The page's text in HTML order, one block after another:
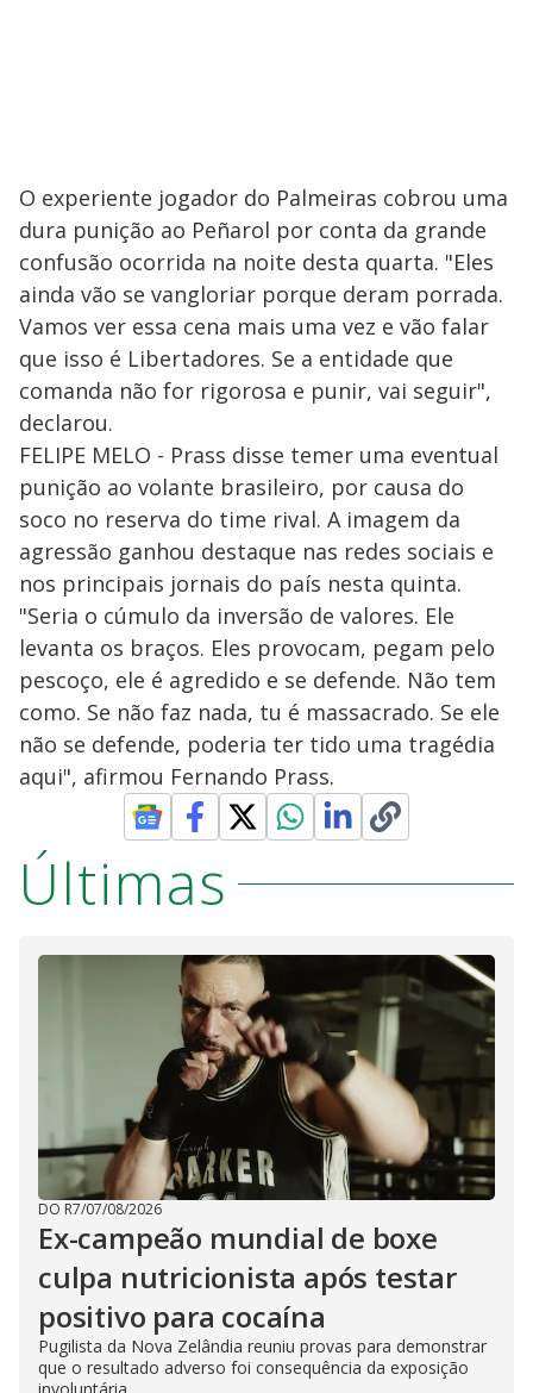
O experiente jogador do Palmeiras cobrou uma
dura punição ao Peñarol por conta da grande
confusão ocorrida na noite desta quarta. "Eles
ainda vão se vangloriar porque deram porrada.
Vamos ver essa cena mais uma vez e vão falar
que isso é Libertadores. Se a entidade que
comanda não for rigorosa e punir, vai seguir",
declarou.
FELIPE MELO - Prass disse temer uma eventual
punição ao volante brasileiro, por causa do
soco no reserva do time rival. A imagem da
agressão ganhou destaque nas redes sociais e
nos principais jornais do país nesta quinta.
"Seria o cúmulo da inversão de valores. Ele
levanta os braços. Eles provocam, pegam pelo
pescoço, ele é agredido e se defende. Não tem
como. Se não faz nada, tu é massacrado. Se ele
não se defende, poderia ter tido uma tragédia
aqui", afirmou Fernando Prass.
Últimas
DO R7/07/08/2026
Ex-campeão mundial de boxe
culpa nutricionista após testar
positivo para cocaína
Pugilista da Nova Zelândia reuniu provas para demonstrar
que o resultado adverso foi consequência da exposição